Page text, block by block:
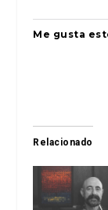
Me gusta
Relacionado